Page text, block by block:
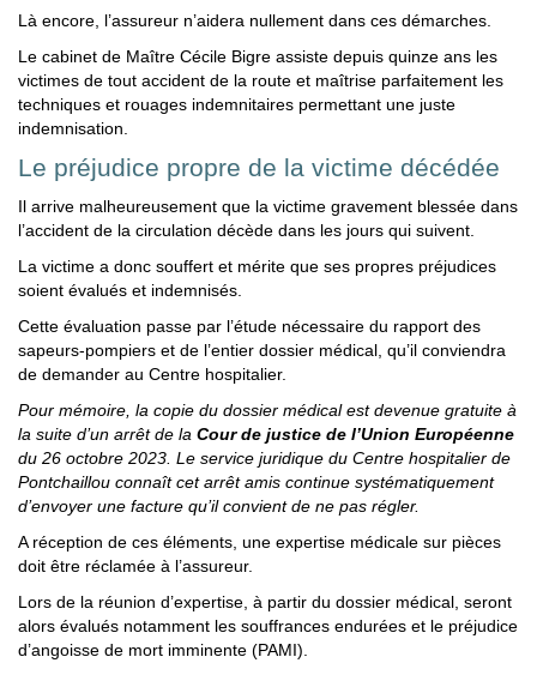
Là encore, l’assureur n’aidera nullement dans ces démarches.
Le cabinet de Maître Cécile Bigre assiste depuis quinze ans les
victimes de tout accident de la route et maîtrise parfaitement les
techniques et rouages indemnitaires permettant une juste
indemnisation.
Le préjudice propre de la victime décédée
Il arrive malheureusement que la victime gravement blessée dans
l’accident de la circulation décède dans les jours qui suivent.
La victime a donc souffert et mérite que ses propres préjudices
soient évalués et indemnisés.
Cette évaluation passe par l’étude nécessaire du rapport des
sapeurs-pompiers et de l’entier dossier médical, qu’il conviendra
de demander au Centre hospitalier.
Pour mémoire, la copie du dossier médical est devenue gratuite à
la suite d’un arrêt de la Cour de justice de l’Union Européenne
du 26 octobre 2023. Le service juridique du Centre hospitalier de
Pontchaillou connaît cet arrêt amis continue systématiquement
d’envoyer une facture qu’il convient de ne pas régler.
A réception de ces éléments, une expertise médicale sur pièces
doit être réclamée à l’assureur.
Lors de la réunion d’expertise, à partir du dossier médical, seront
alors évalués notamment les souffrances endurées et le préjudice
d’angoisse de mort imminente (PAMI).